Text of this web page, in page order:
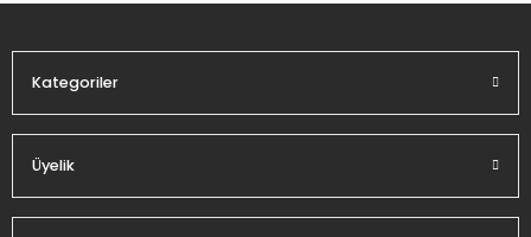
Kategoriler
Üyelik